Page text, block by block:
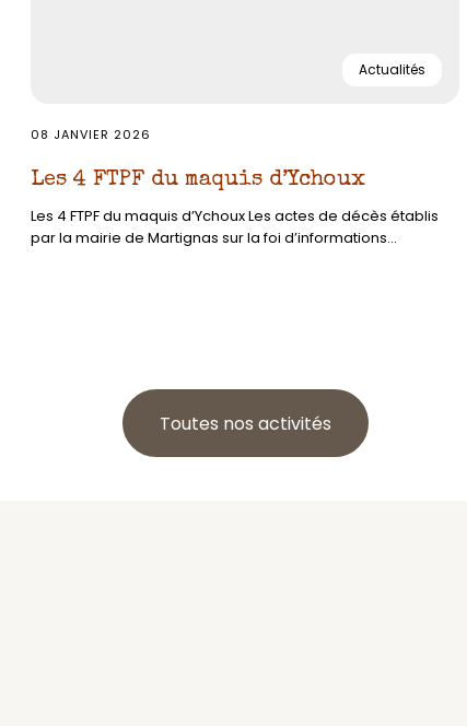
Actualités
08 JANVIER 2026
Les 4 FTPF du maquis d’Ychoux
Les 4 FTPF du maquis d’Ychoux Les actes de décès établis
par la mairie de Martignas sur la foi d’informations...
Toutes nos activités